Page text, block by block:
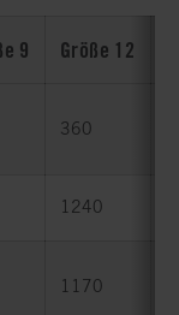
9 Größe 12
360
1240
1170
9 Größe 12
360
1240
1170